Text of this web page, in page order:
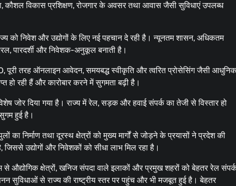
कौशल विकास प्रशिक्षण, रोजगार के अवसर तथा आवास जैसी सुविधाएं उपलब्ध
निवेश और उद्योगों के लिए नई पहचान दे रही है। न्यूनतम शासन, अधिकतम
पारदर्शी और निवेशक-अनुकूल बनाती है।
तरह ऑनलाइन आवेदन, समयबद्ध स्वीकृति और त्वरित प्रोसेसिंग जैसी आधुनिक
हो रही हैं और कारोबार करने में सुगमता बढ़ी है।
जोर दिया गया है। राज्य में रेल, सड़क और हवाई संपर्क का तेजी से विस्तार हो
हुई है।
का निर्माण तथा दूरस्थ क्षेत्रों को मुख्य मार्गों से जोड़ने के प्रयासों ने प्रदेश की
उद्योगों और निवेशकों को सीधा लाभ मिल रहा है।
क्षेत्रों, खनिज संपदा वाले इलाकों और प्रमुख शहरों को बेहतर रेल
सुविधाओं से राज्य की राष्ट्रीय स्तर पर पहुंच और भी मजबूत हुई है। बेहतर